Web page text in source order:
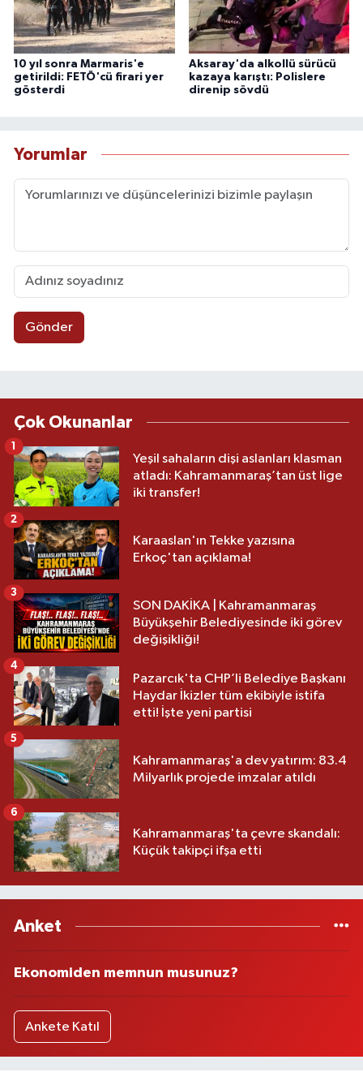
10 yıl sonra Marmaris'e
getirildi: FETÖ'cü firari yer
gösterdi
Aksaray'da alkollü sürücü
kazaya karıştı: Polislere
direnip sövdü
Yorumlar
Gönder
Çok Okunanlar
Yeşil sahaların dişi aslanları klasman
atladı: Kahramanmaraş’tan üst lige
iki transfer!
1
Karaaslan'ın Tekke yazısına
Erkoç'tan açıklama!
2
SON DAKİKA | Kahramanmaraş
Büyükşehir Belediyesinde iki görev
değişikliği!
3
Pazarcık'ta CHP’li Belediye Başkanı
Haydar İkizler tüm ekibiyle istifa
etti! İşte yeni partisi
4
Kahramanmaraş'a dev yatırım: 83.4
Milyarlık projede imzalar atıldı
5
Kahramanmaraş'ta çevre skandalı:
Küçük takipçi ifşa etti
6
Anket
Ekonomiden memnun musunuz?
Ankete Katıl